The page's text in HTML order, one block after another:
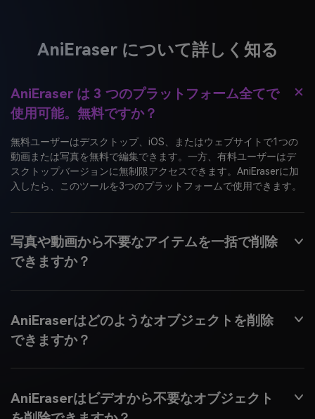
AniEraser について詳しく知る
AniEraser は 3 つのプラットフォーム全てで
使用可能。無料ですか？
動画または写真を無料で編集できます。一方、有料ユーザーはデ
スクトップバージョンに無制限アクセスできます。AniEraserに加
入したら、このツールを3つのプラットフォームで使用できます。
写真や動画から不要なアイテムを一括で削除
できますか？
AniEraserはどのようなオブジェクトを削除
できますか？
AniEraserはビデオから不要なオブジェクト
を削除できますか？